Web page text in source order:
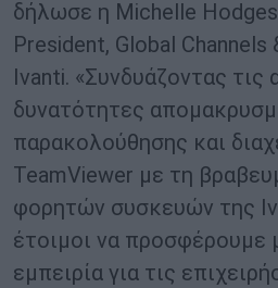
δήλωσε η Michelle
President, Global Channels
Ivanti. «Συνδυάζοντας τις
δυνατότητες
παρακολούθησης και
TeamViewer με τη
φορητών συσκευών της
έτοιμοι να προσφέρουμε
εμπειρία για τις